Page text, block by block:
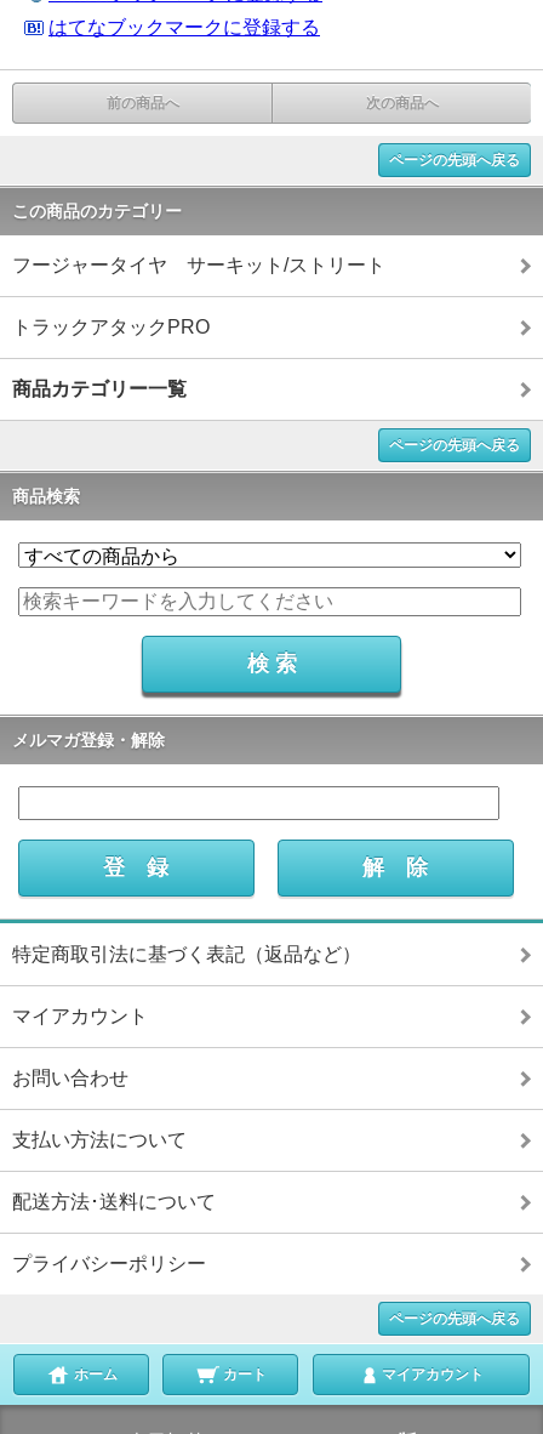
はてなブックマークに登録する
前の商品へ 次の商品へ
ページの先頭へ戻る
この商品のカテゴリー
フージャータイヤ サーキット/ストリート
トラックアタックPRO
商品カテゴリー一覧
ページの先頭へ戻る
商品検索
メルマガ登録・解除
特定商取引法に基づく表記（返品など）
マイアカウント
お問い合わせ
支払い方法について
配送方法･送料について
プライバシーポリシー
ページの先頭へ戻る
ホーム カート マイアカウント